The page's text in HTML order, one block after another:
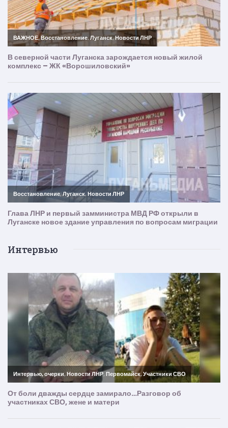
Интервью